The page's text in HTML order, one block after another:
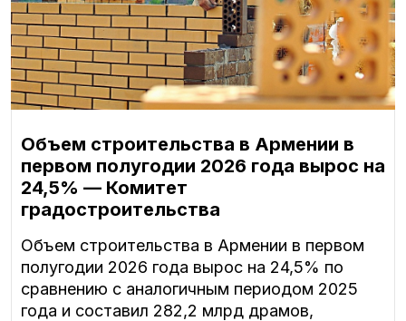
Объем строительства в Армении в
первом полугодии 2026 года вырос на
24,5% — Комитет
градостроительства
Объем строительства в Армении в первом
полугодии 2026 года вырос на 24,5% по
сравнению с аналогичным периодом 2025
года и составил 282,2 млрд драмов,